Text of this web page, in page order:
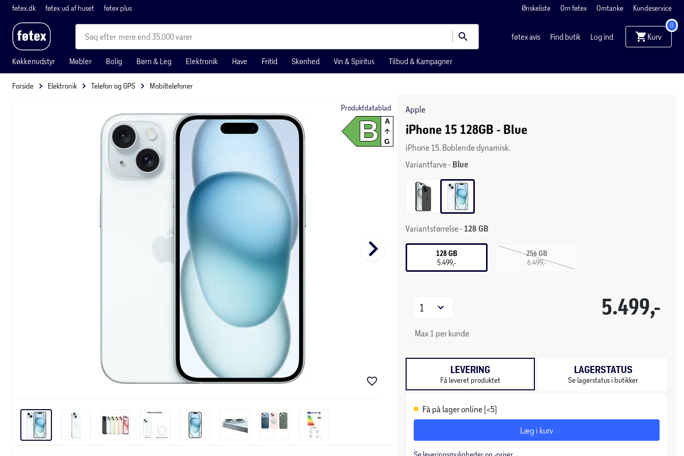
føtex.dk føtex ud af huset føtex plus Ønskeliste Om føtex Omtanke Kundeservice
mere end 35.000 varer føtex avis Find butik Log ind Kurv
0
Køkkenudstyr Møbler Bolig Børn & Leg Elektronik Have Fritid Skønhed Vin & Spiritus Tilbud & Kampagner
Forside Elektronik Telefon og GPS Mobiltelefoner
Produktdatablad
B A
G
keyboard_arrow_right
Apple
iPhone 15 128GB - Blue
iPhone 15. Boblende dynamisk.
Variantfarve - Blue
Variantstørrelse - 128 GB
128 GB
5.499,-
256 GB
6.499,-
5.499,-
1
Max 1 per kunde
LEVERING
Få leveret produktet
LAGERSTATUS
Se lagerstatus i butikker
Få på lager online (<5)
Læg i kurv
Se leveringsmuligheder og -priser